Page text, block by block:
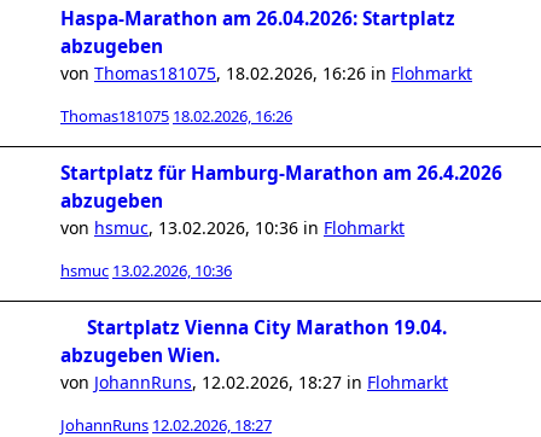
Haspa-Marathon am 26.04.2026: Startplatz
abzugeben
von Thomas181075, 18.02.2026, 16:26 in Flohmarkt
Thomas181075 18.02.2026, 16:26
Startplatz für Hamburg-Marathon am 26.4.2026
abzugeben
von hsmuc, 13.02.2026, 10:36 in Flohmarkt
hsmuc 13.02.2026, 10:36
Startplatz Vienna City Marathon 19.04.
abzugeben Wien.
von JohannRuns, 12.02.2026, 18:27 in Flohmarkt
JohannRuns 12.02.2026, 18:27